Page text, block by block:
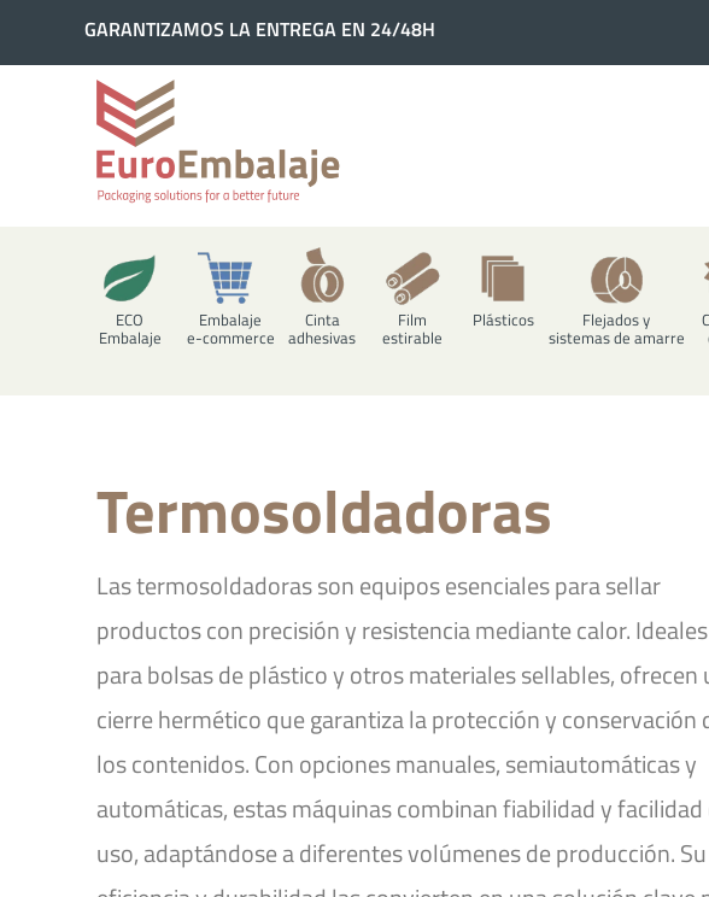
GARANTIZAMOS LA ENTREGA EN 24/48H
GARANTIZAMOS LA ENTREGA EN 24/48H
ECO
Embalaje
Embalaje
e-commerce
Cinta
adhesivas
Film
estirable
Plásticos Flejados y
sistemas de amarre
Termosoldadoras
Las termosoldadoras son equipos esenciales para sellar
productos con precisión y resistencia mediante calor. Ideales
para bolsas de plástico y otros materiales sellables, ofrecen
cierre hermético que garantiza la protección y conservación
los contenidos. Con opciones manuales, semiautomáticas y
automáticas, estas máquinas combinan fiabilidad y facilidad
uso, adaptándose a diferentes volúmenes de producción. Su